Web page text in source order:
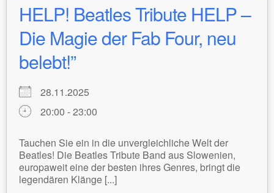
HELP! Beatles Tribute HELP –
Die Magie der Fab Four, neu
belebt!”
28.11.2025
20:00 - 23:00
Tauchen Sie ein in die unvergleichliche Welt der
Beatles! Die Beatles Tribute Band aus Slowenien,
europaweit eine der besten ihres Genres, bringt die
legendären Klänge [...]